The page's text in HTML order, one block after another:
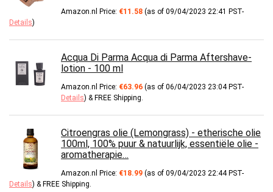
Amazon.nl Price: €11.58 (as of 09/04/2023 22:41 PST-
Details)
Acqua Di Parma Acqua di Parma Aftershave-
lotion - 100 ml
Amazon.nl Price: €63.96 (as of 06/04/2023 23:04 PST-
Details) & FREE Shipping
Citroengras olie (Lemongrass) - etherische olie
100ml, 100% puur & natuurlijk, essentiële olie -
aromatherapie…
Amazon.nl Price: €18.99 (as of 09/04/2023 22:44 PST-
Details) & FREE Shipping